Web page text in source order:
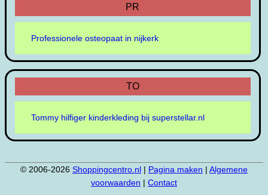
PR
Professionele osteopaat in nijkerk
TO
Tommy hilfiger kinderkleding bij superstellar.nl
© 2006-2026 Shoppingcentro.nl | Pagina maken | Algemene
voorwaarden | Contact